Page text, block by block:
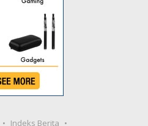
Indeks Berita